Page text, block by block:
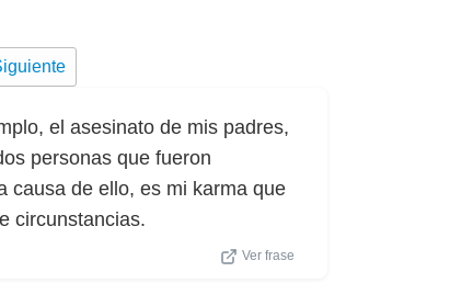
el asesinato de mis padres,
personas que fueron
causa de ello, es mi karma que
circunstancias.
Ver frase